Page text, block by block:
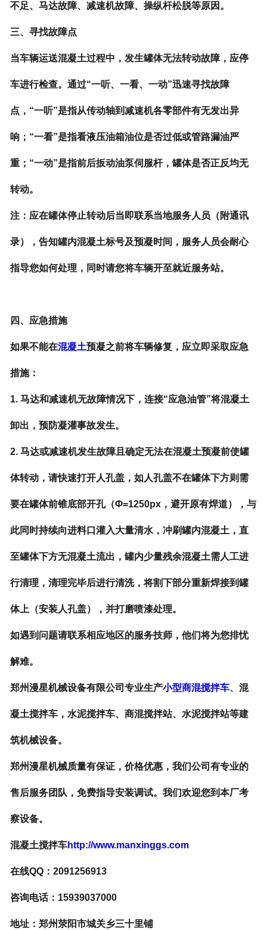
不足、马达故障、减速机故障、操纵杆松脱等原因。
三、寻找故障点
当车辆运送混凝土过程中，发生罐体无法转动故障，应停
车进行检查。通过“一听、一看、一动”迅速寻找故障
点，“一听”是指从传动轴到减速机各零部件有无发出异
响；“一看”是指看液压油箱油位是否过低或管路漏油严
重；“一动”是指前后扳动油泵伺服杆，罐体是否正反均无
转动。
注：应在罐体停止转动后当即联系当地服务人员（附通讯
录），告知罐内混凝土标号及预凝时间，服务人员会耐心
指导您如何处理，同时请您将车辆开至就近服务站。
四、应急措施
如果不能在混凝土预凝之前将车辆修复，应立即采取应急
措施：
1. 马达和减速机无故障情况下，连接“应急油管”将混凝土
卸出，预防凝灌事故发生。
2. 马达或减速机发生故障且确定无法在混凝土预凝前使罐
体转动，请快速打开人孔盖，如人孔盖不在罐体下方则需
要在罐体前锥底部开孔（Φ=1250px，避开原有焊道），与
此同时持续向进料口灌入大量清水，冲刷罐内混凝土，直
至罐体下方无混凝土流出，罐内少量残余混凝土需人工进
行清理，清理完毕后进行清洗，将割下部分重新焊接到罐
体上（安装人孔盖），并打磨喷漆处理。
如遇到问题请联系相应地区的服务技师，他们将为您排忧
解难。
郑州漫星机械设备有限公司专业生产小型商混搅拌车、混
凝土搅拌车，水泥搅拌车、商混搅拌站、水泥搅拌站等建
筑机械设备。
郑州漫星机械质量有保证，价格优惠，我们公司有专业的
售后服务团队，免费指导安装调试。我们欢迎您到本厂考
察设备。
混凝土搅拌车http://www.manxinggs.com
在线QQ：2091256913
咨询电话： 15939037000
地址：郑州荥阳市城关乡三十里铺